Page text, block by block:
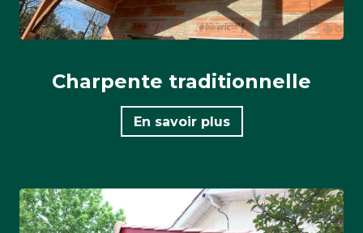
Charpente traditionnelle
En savoir plus